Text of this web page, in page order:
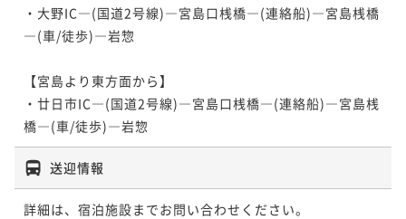
・大野IC―(国道2号線)―宮島口桟橋―(連絡船)―宮島桟橋
―(車/徒歩)―岩惣
【宮島より東方面から】
・廿日市IC―(国道2号線)―宮島口桟橋―(連絡船)―宮島桟
送迎情報
詳細は、宿泊施設までお問い合わせください。